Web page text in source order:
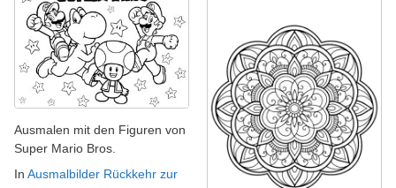
Ausmalen mit den Figuren von
Super Mario Bros.
In Ausmalbilder Rückkehr zur